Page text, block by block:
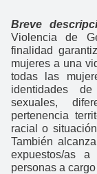
Breve
Violencia de
finalidad
mujeres a una
todas las
identidades
sexuales,
pertenencia
racial o
También
expuestos/as
personas a